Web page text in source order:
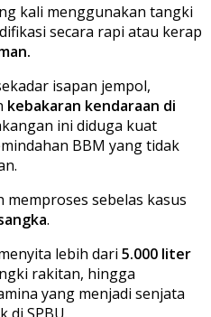
kali menggunakan tangki
secara rapi atau kerap
isapan jempol,
kebakaran kendaraan di
ini diduga kuat
BBM yang tidak
memproses sebelas kasus
.
lebih dari 5.000 liter
rakitan, hingga
yang menjadi senjata